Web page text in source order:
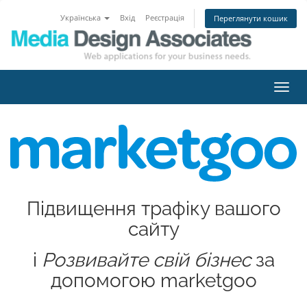
Українська Вхід Реєстрація Переглянути кошик
Підвищення трафіку вашого
сайту
і Розвивайте свій бізнесза
допомогою marketgoo